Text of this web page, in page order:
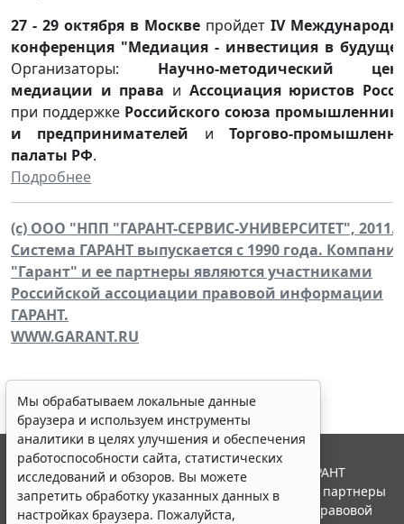
27 - 29 октября в Москве пройдет IV
конференция "Медиация - инвестиция в
Организаторы: Научно-методический
медиации и права и Ассоциация юристов
при поддержке Российского союза
и предпринимателей иТоргово-
палаты РФ.
Подробнее
(c) ООО "НПП "ГАРАНТ-СЕРВИС-УНИВЕРСИТЕТ", 2011.
Система ГАРАНТ выпускается с 1990 года. Компания
"Гарант" и ее партнеры являются участниками
Российской ассоциации правовой информации
ГАРАНТ.
WWW.GARANT.RU
Мы обрабатываем локальные данные
браузера и используем инструменты
аналитики в целях улучшения и обеспечения
работоспособности сайта, статистических
исследований и обзоров. Вы можете
запретить обработку указанных данных в
настройках браузера. Пожалуйста,
© ООО "НПП "ГАРАНТ-СЕРВИС", 2026. Система ГАРАНТ
выпускается с 1990 года. Компания "Гарант" и ее партнеры
являются участниками Российской ассоциации правовой